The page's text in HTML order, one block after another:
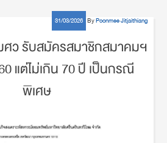
31/03/2026 ByPoonmee Jitjaithiang
ศว รับสมัครสมาชิกสมาคมฯ
แต่ไม่เกิน 70 ปี เป็นกรณี
พิเศษ